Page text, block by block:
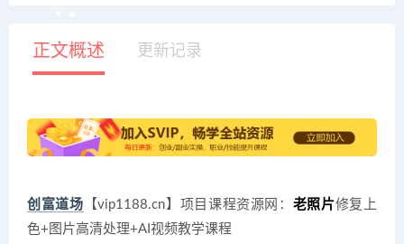
正文概述 更新记录
创富道场 【vip1188.cn】项目课程资源网： 老照片修复上
色+图片高清处理+AI视频教学课程